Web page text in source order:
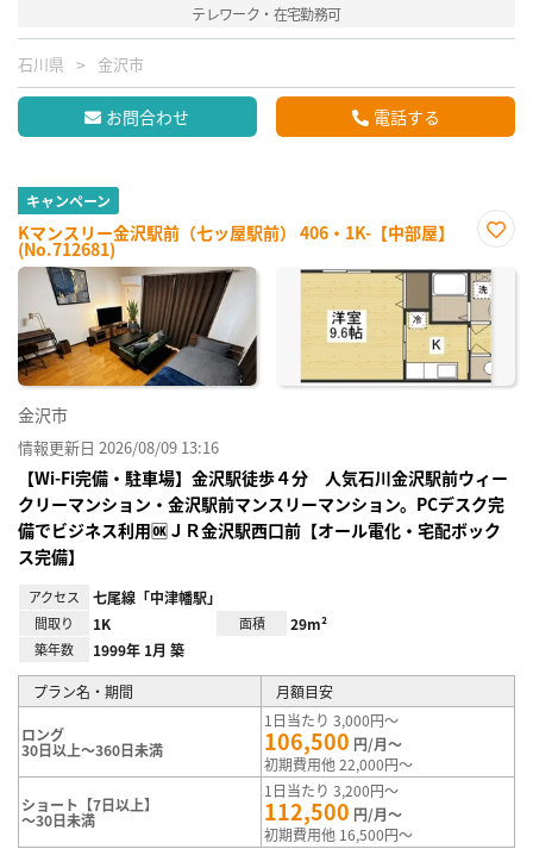
テレワーク・在宅勤務可
石川県 金沢市
お問合わせ 電話する
キャンペーン
Kマンスリー金沢駅前（七ッ屋駅前） 406・1K-【中部屋】
(No.712681)
に入
り登
録
金沢市
情報更新日 2026/08/09 13:16
【Wi-Fi完備・駐車場】金沢駅徒歩４分 人気石川金沢駅前ウィー
クリーマンション・金沢駅前マンスリーマンション。PCデスク完
備でビジネス利用🆗ＪＲ金沢駅西口前【オール電化・宅配ボック
ス完備】
アクセス 七尾線「中津幡駅」
間取り 1K 面積 29m²
築年数 1999年 1月 築
プラン名・期間 月額目安
ロング
30日以上～360日未満
1日当たり 3,000円～
106,500 円/月～
初期費用他 22,000円～
ショート【7日以上】
～30日未満
1日当たり 3,200円～
112,500 円/月～
初期費用他 16,500円～